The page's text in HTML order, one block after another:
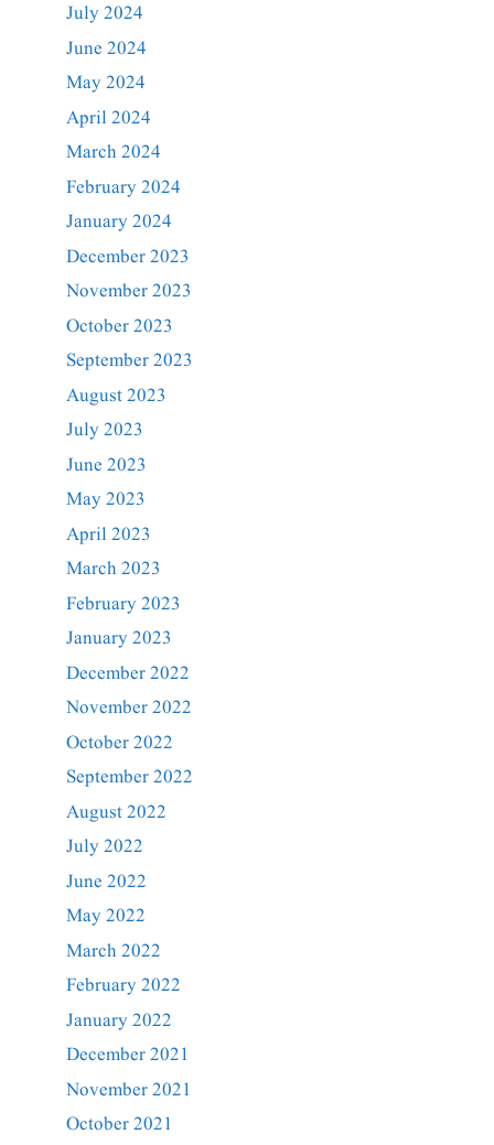
July 2024
June 2024
May 2024
April 2024
March 2024
February 2024
January 2024
December 2023
November 2023
October 2023
September 2023
August 2023
July 2023
June 2023
May 2023
April 2023
March 2023
February 2023
January 2023
December 2022
November 2022
October 2022
September 2022
August 2022
July 2022
June 2022
May 2022
March 2022
February 2022
January 2022
December 2021
November 2021
October 2021